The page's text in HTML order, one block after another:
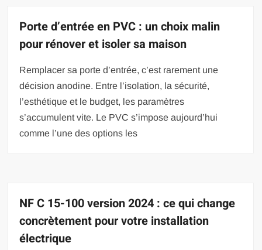
Porte d’entrée en PVC : un choix malin
pour rénover et isoler sa maison
Remplacer sa porte d’entrée, c’est rarement une
décision anodine. Entre l’isolation, la sécurité,
l’esthétique et le budget, les paramètres
s’accumulent vite. Le PVC s’impose aujourd’hui
comme l’une des options les
NF C 15-100 version 2024 : ce qui change
concrètement pour votre installation
électrique